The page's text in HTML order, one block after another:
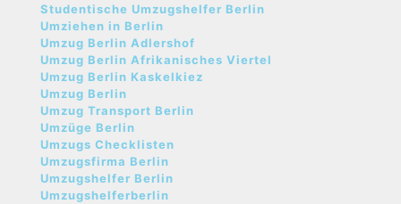
Studentische Umzugshelfer Berlin
Umziehen in Berlin
Umzug Berlin Adlershof
Umzug Berlin Afrikanisches Viertel
Umzug Berlin Kaskelkiez
Umzug Berlin
Umzug Transport Berlin
Umzüge Berlin
Umzugs Checklisten
Umzugsfirma Berlin
Umzugshelfer Berlin
Umzugshelferberlin